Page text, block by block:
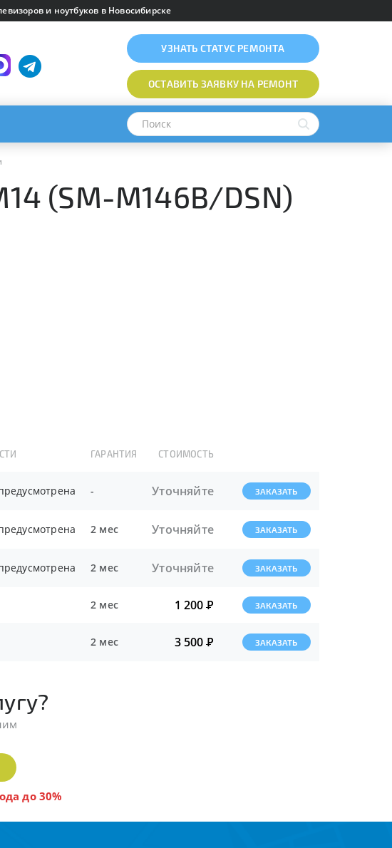
и ноутбуков в Новосибирске
УЗНАТЬ СТАТУС РЕМОНТА
ОСТАВИТЬ ЗАЯВКУНА РЕМОНТ
(SM-M146B/DSN)
ГАРАНТИЯ СТОИМОСТЬ
предусмотрена - Уточняйте ЗАКАЗАТЬ
предусмотрена 2 мес Уточняйте ЗАКАЗАТЬ
предусмотрена 2 мес Уточняйте ЗАКАЗАТЬ
2 мес 1 200Р ЗАКАЗАТЬ
2 мес 3 500Р ЗАКАЗАТЬ
до 30%